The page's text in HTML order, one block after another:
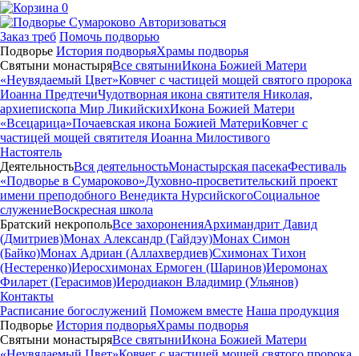
0
Авторизоваться
Заказ треб Помочь подворью
Подворье История подворьяХрамы подворья
Святыни монастыряВсе святыниИкона Божией Матери
«Неувядаемый Цвет»Ковчег с частицей мощей святого пророка
Иоанна ПредтечиЧудотворная икона святителя Николая,
архиепископа Мир ЛикийскихИкона Божией Матери
«Всецарица»Почаевская икона Божией МатериКовчег с
частицей мощей святителя Иоанна Милостивого
Настоятель
ДеятельностьВся деятельностьМонастырская пасекаФестиваль
«Подворье в Сумароково»Духовно-просветительский проект
имени преподобного Венедикта НурсийскогоСоциальное
служениеВоскресная школа
Братский некропольВсе захороненияАрхимандрит Давид
(Дмитриев)Монах Александр (Гайдэу)Монах Симон
(Байко)Монах Адриан (Аллахвердиев)Схимонах Тихон
(Нестеренко)Иеросхимонах Ермоген (Шаринов)Иеромонах
Филарет (Герасимов)Иеродиакон Владимир (Ульянов)
Контакты
Расписание богослужений Поможем вместе Наша продукция
Подворье История подворьяХрамы подворья
Святыни монастыряВсе святыниИкона Божией Матери